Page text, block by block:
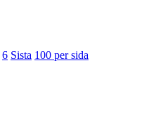
6 Sista 100 per sida